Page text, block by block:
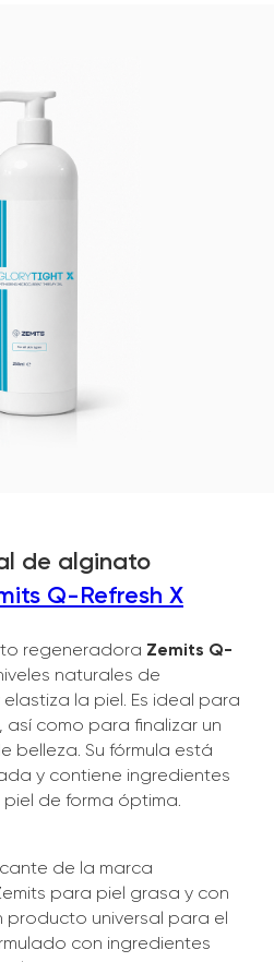
de alginato
Q-Refresh X
regeneradora Zemits Q-
naturales de
la piel. Es ideal para
como para finalizar un
belleza. Su fórmula está
y contiene ingredientes
de forma óptima.
de la marca
para piel grasa y con
producto universal para el
con ingredientes